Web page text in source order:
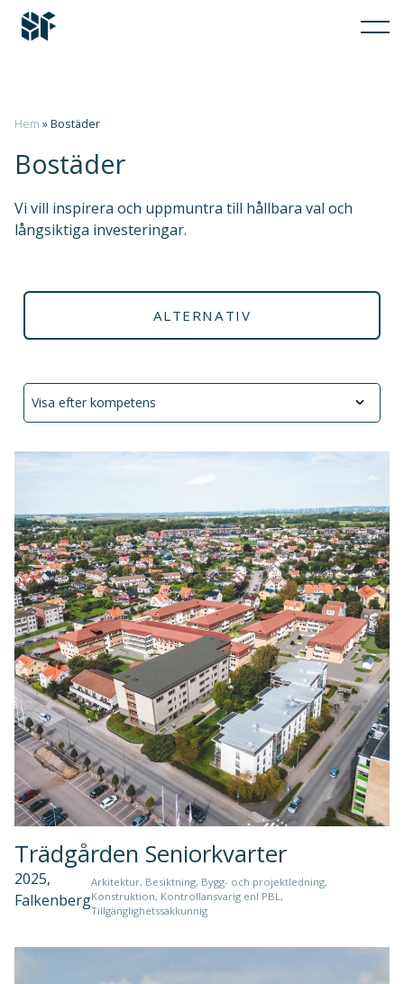
Hem »Bostäder
Bostäder
Vi vill inspirera och uppmuntra till hållbara val och
långsiktiga investeringar.
ALTERNATIV
Alla
Bostäder
Industri
Offentligt
Hotell/Rest
Samhällsplanering
Privat
Trädgården Seniorkvarter
2025,
Falkenberg
Arkitektur, Besiktning, Bygg- och projektledning,
Konstruktion, Kontrollansvarig enl PBL,
Tillgänglighetssakkunnig